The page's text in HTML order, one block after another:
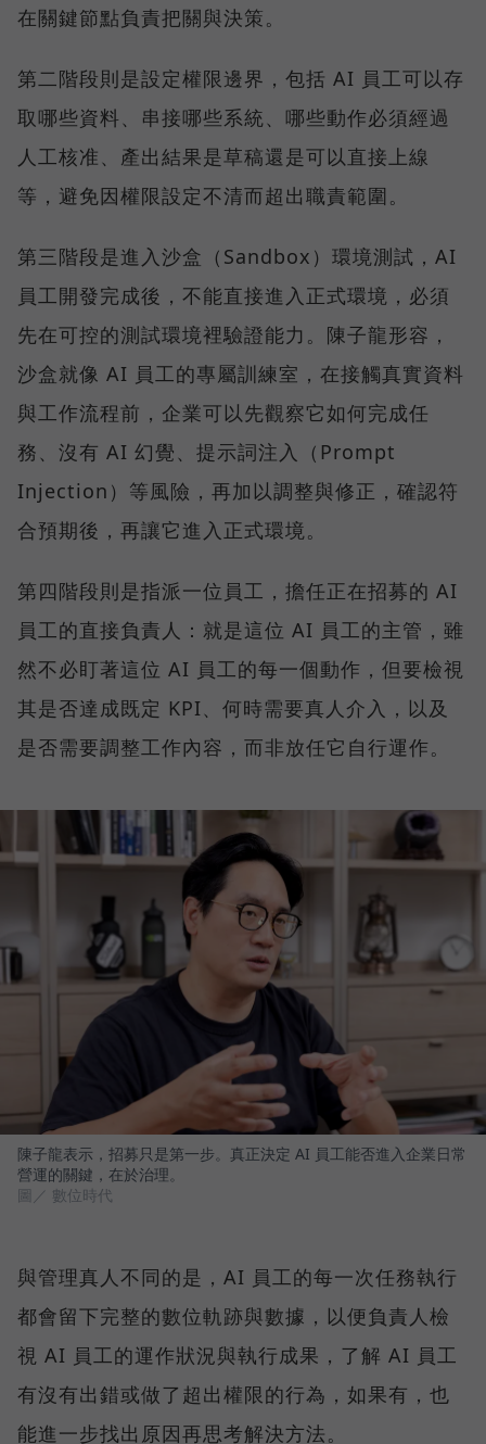
在關鍵節點負責把關與決策。
第二階段則是設定權限邊界，包括 AI 員工可以存
取哪些資料、串接哪些系統、哪些動作必須經過
人工核准、產出結果是草稿還是可以直接上線
等，避免因權限設定不清而超出職責範圍。
第三階段是進入沙盒（Sandbox）環境測試，AI
員工開發完成後，不能直接進入正式環境，必須
先在可控的測試環境裡驗證能力。陳子龍形容，
沙盒就像 AI 員工的專屬訓練室，在接觸真實資料
與工作流程前，企業可以先觀察它如何完成任
務、沒有 AI 幻覺、提示詞注入（Prompt
Injection）等風險，再加以調整與修正，確認符
合預期後，再讓它進入正式環境。
第四階段則是指派一位員工，擔任正在招募的 AI
員工的直接負責人：就是這位 AI 員工的主管，雖
然不必盯著這位 AI 員工的每一個動作，但要檢視
其是否達成既定 KPI、何時需要真人介入，以及
是否需要調整工作內容，而非放任它自行運作。
陳子龍表示，招募只是第一步。真正決定 AI 員工能否進入企業日常
營運的關鍵，在於治理。
圖／ 數位時代
與管理真人不同的是，AI 員工的每一次任務執行
都會留下完整的數位軌跡與數據，以便負責人檢
視 AI 員工的運作狀況與執行成果，了解 AI 員工
有沒有出錯或做了超出權限的行為，如果有，也
能進一步找出原因再思考解決方法。